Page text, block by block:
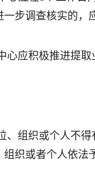
步调查核实的，
心应积极推进提取
、组织或个人不得
织或者个人依法